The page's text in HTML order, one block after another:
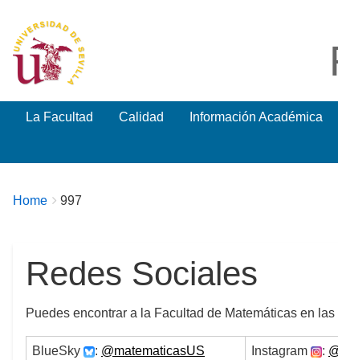
La Facultad Calidad Información Académica
Breadcrumbs
You
Home 997
Redes Sociales
Puedes encontrar a la Facultad de Matemáticas en
BlueSky : @matematicasUS Instagram :